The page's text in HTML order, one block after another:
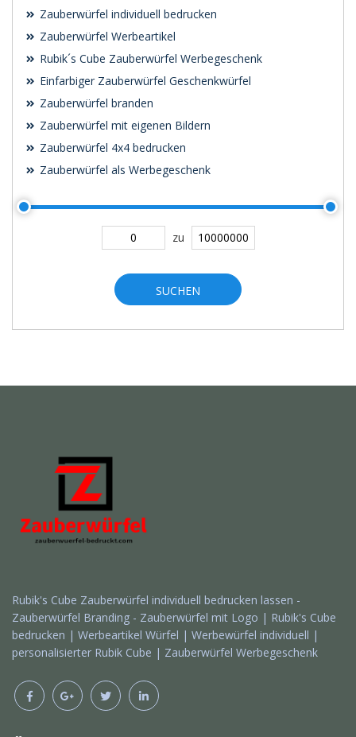
Zauberwürfel individuell bedrucken
Zauberwürfel Werbeartikel
Rubik´s Cube Zauberwürfel Werbegeschenk
Einfarbiger Zauberwürfel Geschenkwürfel
Zauberwürfel branden
Zauberwürfel mit eigenen Bildern
Zauberwürfel 4x4 bedrucken
Zauberwürfel als Werbegeschenk
zu
SUCHEN
Rubik's Cube Zauberwürfel individuell bedrucken lassen -
Zauberwürfel Branding - Zauberwürfel mit Logo | Rubik's Cube
bedrucken | Werbeartikel Würfel | Werbewürfel individuell |
personalisierter Rubik Cube | Zauberwürfel Werbegeschenk